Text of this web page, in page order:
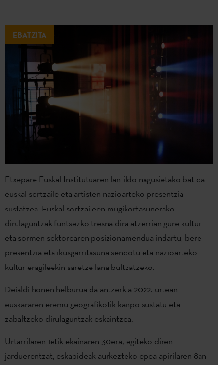
EBATZITA
Etxepare Euskal Institutuaren lan-ildo nagusietako bat da
euskal sortzaile eta artisten nazioarteko presentzia
sustatzea. Euskal sortzaileen mugikortasunerako
dirulaguntzak funtsezko tresna dira atzerrian gure kultur
eta sormen sektorearen posizionamendua indartu, bere
presentzia eta ikusgarritasuna sendotu eta nazioarteko
kultur eragileekin saretze lana bultzatzeko.
Deialdi honen helburua da antzerkia 2022. urtean
euskararen eremu geografikotik kanpo sustatu eta
zabaltzeko dirulaguntzak eskaintzea.
Urtarrilaren 1etik ekainaren 30era, egiteko diren
jarduerentzat, eskabideak aurkezteko epea apirilaren 8an